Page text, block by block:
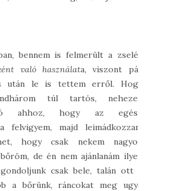
bennem is felmerült a zselés
való használata, viszont pár
után le is tettem erről. Hogy
túl tartós, nehezen
ahhoz, hogy az egész
felvigyem, majd leimádkozzam
hogy csak nekem nagyon
de én nem ajánlanám ilyen
csak bele, talán ott a
a bőrünk, ráncokat meg ugye